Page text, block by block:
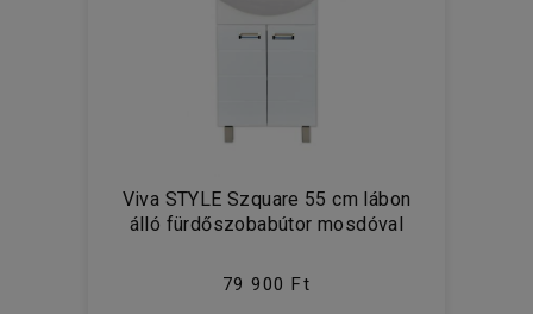
Viva STYLE Szquare 55 cm lábon
álló fürdőszobabútor mosdóval
79 900 Ft